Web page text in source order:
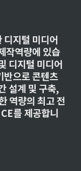
디지털 미디어
작역량에 있습
디지털 미디어
반으로 콘텐츠
설계 및 구축,
역량의 최고 전
를 제공합니